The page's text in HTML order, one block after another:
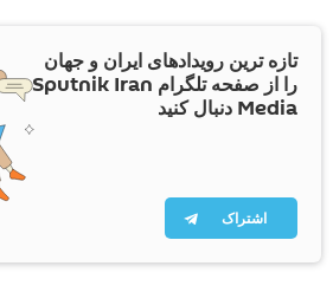
تازه ترین رویدادهای ایران و جهان
را از صفحه تلگرام Sputnik Iran
Media دنبال کنید
اشتراک